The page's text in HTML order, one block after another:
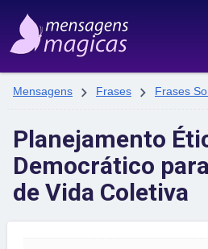
Mensagens  Frases  Frases
Planejamento
Democrático
de Vida Coletiva